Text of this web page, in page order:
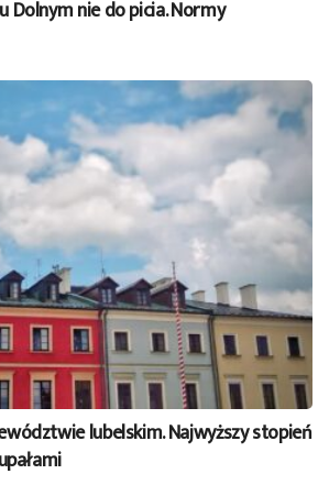
Dolnym nie do picia. Normy
lubelskim. Najwyższy stopień